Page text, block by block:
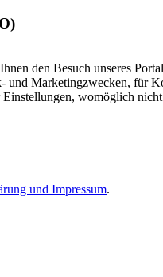
den Besuch unseres
Marketingzwecken, für
womöglich
und Impressum.